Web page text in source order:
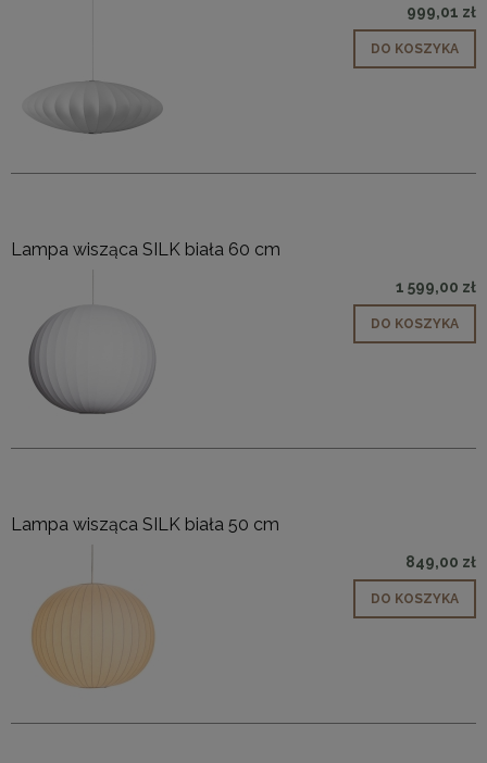
999,01 zł
DO KOSZYKA
Lampa wisząca SILK biała 60 cm
1 599,00 zł
DO KOSZYKA
Lampa wisząca SILK biała 50 cm
849,00 zł
DO KOSZYKA